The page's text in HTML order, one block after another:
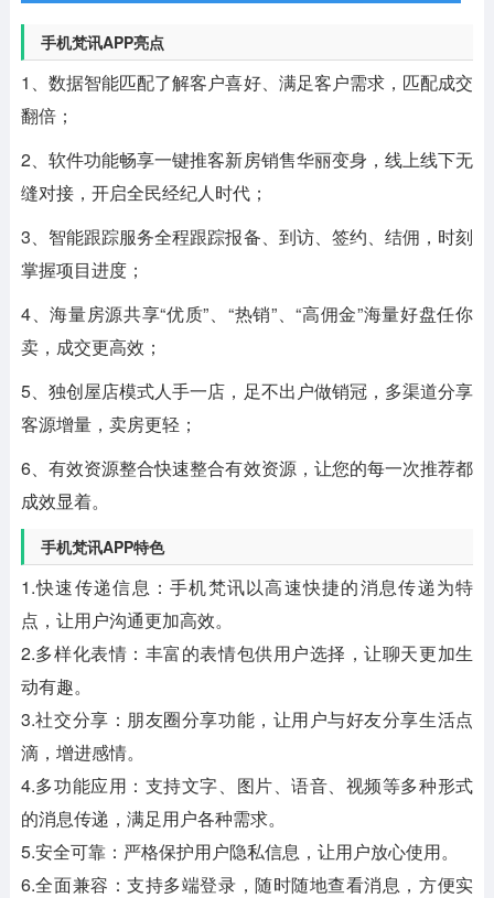
手机梵讯APP亮点
1、数据智能匹配了解客户喜好、满足客户需求，匹配成交
翻倍；
2、软件功能畅享一键推客新房销售华丽变身，线上线下无
缝对接，开启全民经纪人时代；
3、智能跟踪服务全程跟踪报备、到访、签约、结佣，时刻
掌握项目进度；
4、海量房源共享“优质”、“热销”、“高佣金”海量好盘任你
卖，成交更高效；
5、独创屋店模式人手一店，足不出户做销冠，多渠道分享
客源增量，卖房更轻；
6、有效资源整合快速整合有效资源，让您的每一次推荐都
成效显着。
手机梵讯APP特色
1.快速传递信息：手机梵讯以高速快捷的消息传递为特
点，让用户沟通更加高效。
2.多样化表情：丰富的表情包供用户选择，让聊天更加生
动有趣。
3.社交分享：朋友圈分享功能，让用户与好友分享生活点
滴，增进感情。
4.多功能应用：支持文字、图片、语音、视频等多种形式
的消息传递，满足用户各种需求。
5.安全可靠：严格保护用户隐私信息，让用户放心使用。
6.全面兼容：支持多端登录，随时随地查看消息，方便实